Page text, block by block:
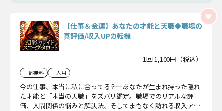
【仕事＆金運】あなたの才能と天職◆職場の
真評価/収入UPの転機
1回 1,100円（税込）
一部無料 一人用
今の仕事、本当に私に合ってる――？ あなたが生まれ持った隠れ
た才能と「本当の天職」をズバリ鑑定。職場でのリアルな評
価、人間関係の悩みと解決法、そしてまもなく訪れる収入アッ